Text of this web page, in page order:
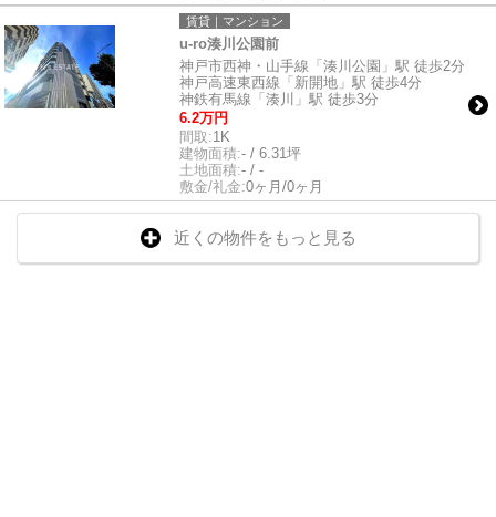
賃貸｜マンション
u-ro湊川公園前
神戸市西神・山手線「湊川公園」駅 徒歩2分
神戸高速東西線「新開地」駅 徒歩4分
神鉄有馬線「湊川」駅 徒歩3分
6.2万円
間取:1K
建物面積:- / 6.31坪
土地面積:- / -
敷金/礼金:0ヶ月/0ヶ月
近くの物件をもっと見る